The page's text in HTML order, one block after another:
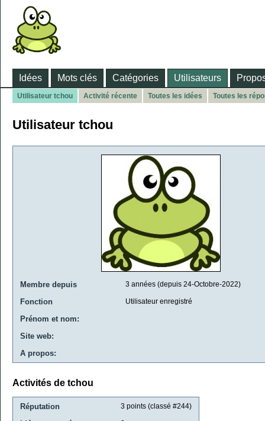
Idées Mots clés Catégories Utilisateurs
Utilisateur tchou Activité récente Toutes les idées Toutes les
Utilisateur tchou
Membre depuis 3 années (depuis 24-Octobre-2022)
Fonction Utilisateur enregistré
Prénom et nom:
Site web:
A propos:
Activités de tchou
Réputation 3 points (classé #244)